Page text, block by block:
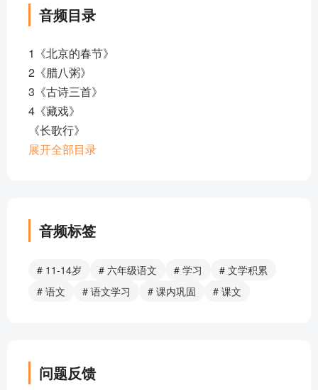
音频目录
1《北京的春节》
2《腊八粥》
3《古诗三首》
4《藏戏》
《长歌行》
5《鲁滨逊漂流记 梗概》
7《汤姆索亚历险记》（节选）
8《匆匆》
9《那个星期天》
10《古诗三首》
13《金色_的_鱼钩》
《十里长街送总理》
展开全部目录
音频标签
# 11-14岁 # 六年级语文 # 学习
# 文学积累
# 语文
# 语文学习 # 课内巩固 # 课文
问题反馈